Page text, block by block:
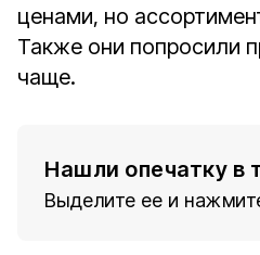
ценами, но
Также они попросили
чаще.
Нашли опечатку в
Выделите ее и